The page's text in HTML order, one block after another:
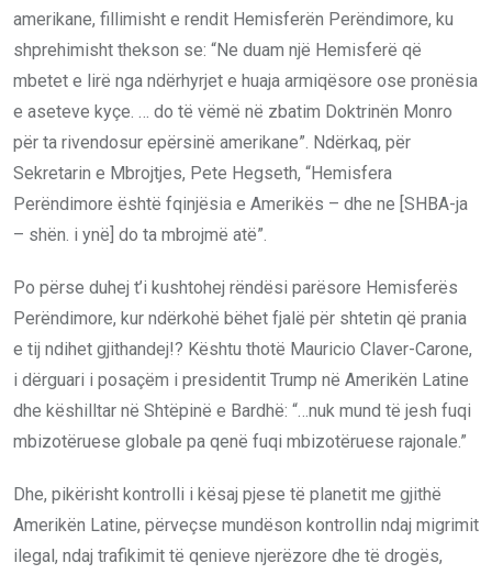
amerikane, fillimisht e rendit Hemisferën Perëndimore, ku
shprehimisht thekson se: “Ne duam një Hemisferë që
mbetet e lirë nga ndërhyrjet e huaja armiqësore ose pronësia
e aseteve kyçe. … do të vëmë në zbatim Doktrinën Monro
për ta rivendosur epërsinë amerikane”. Ndërkaq, për
Sekretarin e Mbrojtjes, Pete Hegseth, “Hemisfera
Perëndimore është fqinjësia e Amerikës – dhe ne [SHBA-ja
– shën. i ynë] do ta mbrojmë atë”.
Po përse duhej t’i kushtohej rëndësi parësore Hemisferës
Perëndimore, kur ndërkohë bëhet fjalë për shtetin që prania
e tij ndihet gjithandej!? Kështu thotë Mauricio Claver-Carone,
i dërguari i posaçëm i presidentit Trump në Amerikën Latine
dhe këshilltar në Shtëpinë e Bardhë: “…nuk mund të jesh fuqi
mbizotëruese globale pa qenë fuqi mbizotëruese rajonale.”
Dhe, pikërisht kontrolli i kësaj pjese të planetit me gjithë
Amerikën Latine, përveçse mundëson kontrollin ndaj migrimit
ilegal, ndaj trafikimit të qenieve njerëzore dhe të drogës,